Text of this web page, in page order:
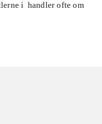
i handler ofte om